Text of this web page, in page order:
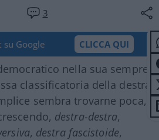
3
su Google CLICCA QUI
nella sua sempre
classificatoria della destra:
sembra trovarne poca,
destra-destra,
, destra fascistoide,